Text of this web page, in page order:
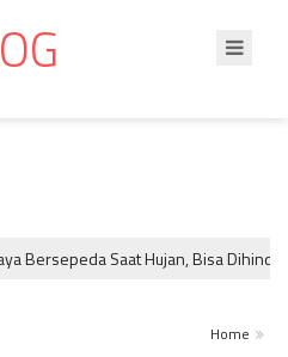
Bersepeda Saat Hujan, Bisa Dihindari
Home